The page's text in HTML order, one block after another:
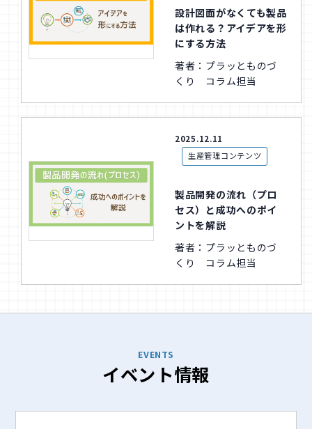
設計図面がなくても製品
は作れる？アイデアを形
にする方法
著者：プラッとものづ
くり コラム担当
2025.12.11
生産管理コンテンツ
製品開発の流れ（プロ
セス）と成功へのポイ
ントを解説
著者：プラッとものづ
くり コラム担当
イベント情報
EVENTS